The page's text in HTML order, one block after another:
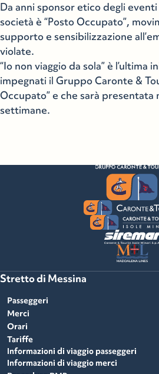
Da anni sponsor etico degli
società è “Posto Occupato”,
supporto e sensibilizzazione
violate.
“Io non viaggio da sola” è l’ultima
impegnati il Gruppo Caronte &
Occupato” e che sarà presentata
settimane.
Stretto di Messina
Passeggeri
Merci
Orari
Tariffe
Informazioni di viaggio passeggeri
Informazioni di viaggio merci